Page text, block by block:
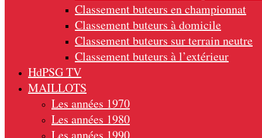
Classement buteurs en championnat
Classement buteurs à domicile
Classement buteurs sur terrain neutre
Classement buteurs à l’extérieur
HdPSG TV
MAILLOTS
Les années 1970
Les années 1980
Les années 1990